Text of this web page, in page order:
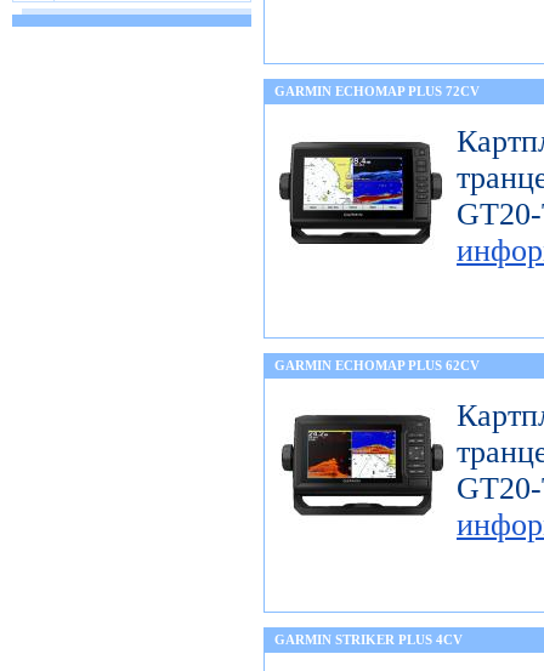
GARMIN ECHOMAP PLUS 72CV
GARMIN ECHOMAP PLUS 62CV
GARMIN STRIKER PLUS 4CV